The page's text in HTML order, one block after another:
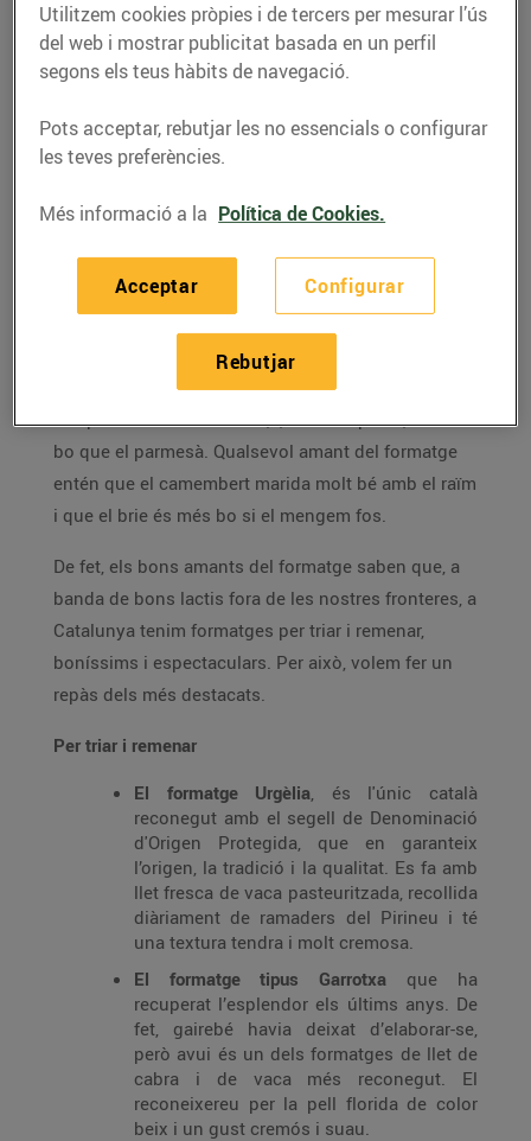
CONSELLS I HÀBITS SALUDABLES
Quatre formatges
catalans que has de
conèixer
13/de maig/2022
Qualsevol amant del formatge sap que el millor per
a la pizza és la mozzarella, i, ratllat la pasta, res més
bo que el parmesà. Qualsevol amant del formatge
entén que el camembert marida molt bé amb el raïm
i que el brie és més bo si el mengem fos.
De fet, els bons amants del formatge saben que, a
banda de bons lactis fora de les nostres fronteres, a
Catalunya tenim formatges per triar i remenar,
boníssims i espectaculars. Per això, volem fer un
repàs dels més destacats.
Per triar i remenar
El formatge Urgèlia, és l'únic català
reconegut amb el segell de Denominació
d'Origen Protegida, que en garanteix
l’origen, la tradició i la qualitat. Es fa amb
llet fresca de vaca pasteuritzada, recollida
diàriament de ramaders del Pirineu i té
una textura tendra i molt cremosa.
El formatge tipus Garrotxa que ha
recuperat l’esplendor els últims anys. De
fet, gairebé havia deixat d’elaborar-se,
però avui és un dels formatges de llet de
cabra i de vaca més reconegut. El
reconeixereu per la pell florida de color
beix i un gust cremós i suau.
Utilitzem cookies pròpies i de tercers per mesurar l’ús
del web i mostrar publicitat basada en un perfil
segons els teus hàbits de navegació.
Pots acceptar, rebutjar les no essencials o configurar
les teves preferències.
Més informació a la Política de Cookies.
Configurar
Rebutjar
Acceptar